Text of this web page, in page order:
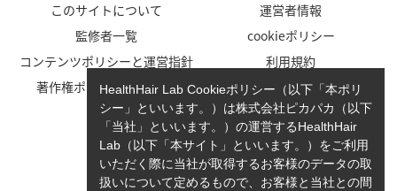
このサイトについて
運営者情報
監修者一覧
cookieポリシー
コンテンツポリシーと運営指針
利用規約
著作権ポリシー/免責事項
プライバシーポリシー
HealthHair Lab Cookieポリシー（以下「本ポリ
シー」といいます。）は株式会社ピカパカ（以下
「当社」といいます。）の運営するHealthHair
Lab（以下「本サイト」といいます。）をご利用
いただく際に当社が取得するお客様のデータの取
扱いについて定めるもので、お客様と当社との間